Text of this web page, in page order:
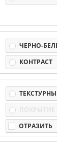
ЧЕРНО-
КОНТРАСТ
ОТРАЗИТЬ